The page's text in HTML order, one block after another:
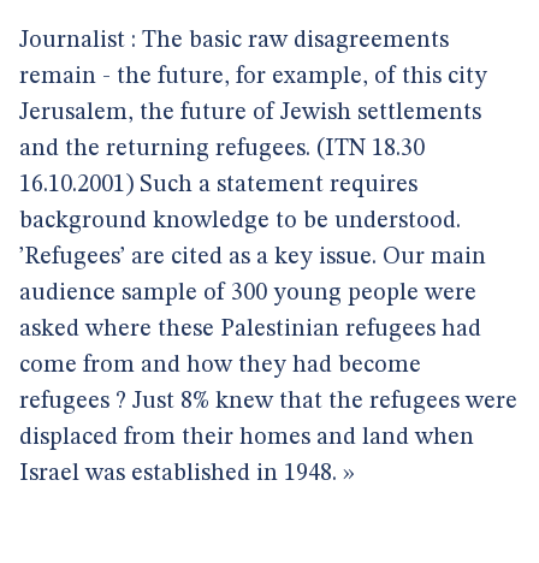
Journalist : The basic raw disagreements
remain - the future, for example, of this city
Jerusalem, the future of Jewish settlements
and the returning refugees. (ITN 18.30
16.10.2001) Such a statement requires
background knowledge to be understood.
’Refugees’ are cited as a key issue. Our main
audience sample of 300 young people were
asked where these Palestinian refugees had
come from and how they had become
refugees ? Just 8% knew that the refugees were
displaced from their homes and land when
Israel was established in 1948. »